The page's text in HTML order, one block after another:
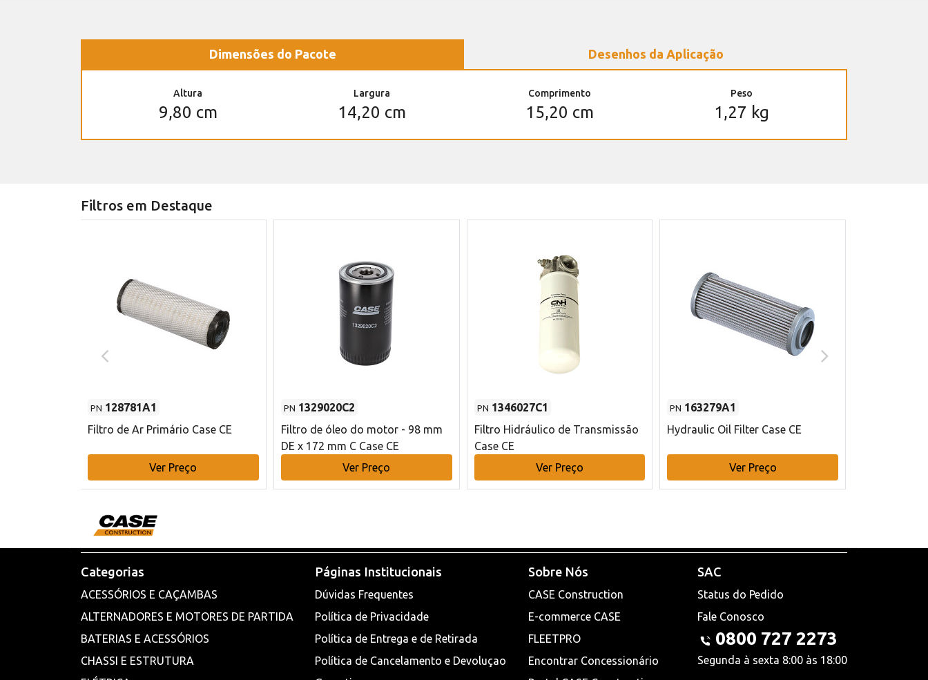
Dimensões do Pacote Desenhos da Aplicação
Altura
9,80 cm
Largura
14,20 cm
Comprimento
15,20 cm
Peso
1,27 kg
Filtros em Destaque
PN 128781A1
Filtro de Ar Primário Case CE
Ver Preço
PN 1329020C2
Filtro de óleo do motor - 98 mm
DE x 172 mm C Case CE
Ver Preço
PN 1346027C1
Filtro Hidráulico de Transmissão
Case CE
Ver Preço
PN 163279A1
Hydraulic Oil Filter Case CE
Ver Preço
Categorias
ACESSÓRIOS E CAÇAMBAS
ALTERNADORES E MOTORES DE PARTIDA
BATERIAS E ACESSÓRIOS
CHASSI E ESTRUTURA
Páginas Institucionais
Dúvidas Frequentes
Política de Privacidade
Política de Entrega e de Retirada
Política de Cancelamento e Devoluçao
Sobre Nós
CASE Construction
E-commerce CASE
FLEETPRO
Encontrar Concessionário
SAC
Status do Pedido
Fale Conosco
0800 727 2273
Segunda à sexta 8:00 às 18:00